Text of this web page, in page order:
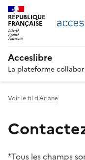
RÉPUBLIQUE
FRANÇAISE
Acceslibre
La plateforme
Voir le fil d'Ariane
*Tous les champs